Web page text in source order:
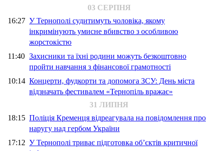
03 СЕРПНЯ
16:27 У Тернополі судитимуть чоловіка, якому
інкримінують умисне вбивство з особливою
жорстокістю
11:40 Захисники та їхні родини можуть безкоштовно
пройти навчання з фінансової грамотності
10:14 Концерти, фудкорти та допомога ЗСУ: День міста
відзначать фестивалем «Тернопіль вражає»
31 ЛИПНЯ
18:15 Поліція Кременця відреагувала на повідомлення про
наругу над гербом України
17:12 У Тернополі триває підготовка об’єктів критичної